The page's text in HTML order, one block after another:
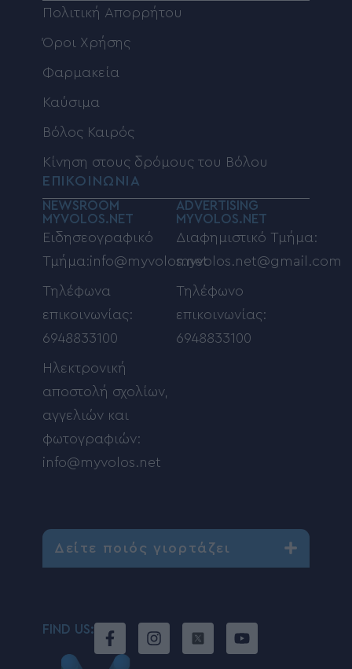
Πολιτική Απορρήτου
Όροι Χρήσης
Φαρμακεία
Καύσιμα
Βόλος Καιρός
Κίνηση στους δρόμους του Βόλου
ΕΠΙΚΟΙΝΩΝΙΑ
NEWSROOM
MYVOLOS.NET
Ειδησεογραφικό
Τμήμα:info@myvolos.net
Τηλέφωνα
επικοινωνίας:
6948833100
Ηλεκτρονική
αποστολή σχολίων,
αγγελιών και
φωτογραφιών:
info@myvolos.net
ADVERTISING
MYVOLOS.NET
Διαφημιστικό Τμήμα:
myvolos.net@gmail.com
Τηλέφωνο
επικοινωνίας:
6948833100
Δείτε ποιός γιορτάζει
FIND US: